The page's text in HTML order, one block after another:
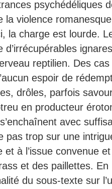
psychédéliques
la violence
la charge est lourde.
d’irrécupérables
reptilien. Des
espoir de
drôles, parfois
en producteur
avec
pas trop sur une
et à l’issue convenue
et des paillettes. En
du sous-texte sur